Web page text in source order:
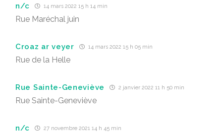
n/c 14 mars 2022 15 h 14 min
Rue Maréchal juin
Croaz ar veyer 14 mars 2022 15 h 05 min
Rue de la Helle
Rue Sainte-Geneviève 2 janvier 2022 11 h 50 min
Rue Sainte-Geneviève
n/c 27 novembre 2021 14 h 45 min